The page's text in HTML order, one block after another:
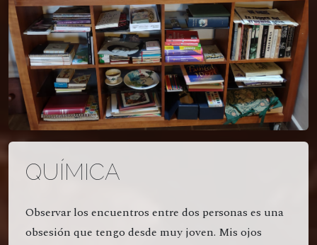
QUÍMICA
Observar los encuentros entre dos personas es una
obsesión que tengo desde muy joven. Mis ojos